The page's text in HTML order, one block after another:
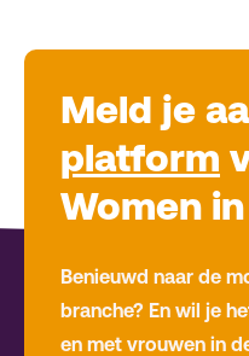
Meld je
platform
Women
Benieuwd naar de
branche? En wil je
en met vrouwen in